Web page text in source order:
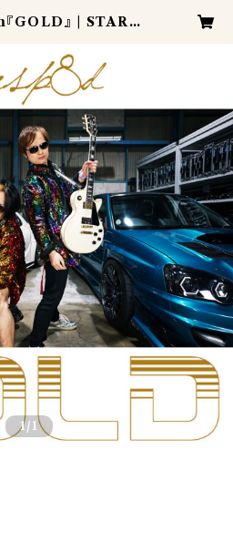
『GOLD』 | STAR★
1/1